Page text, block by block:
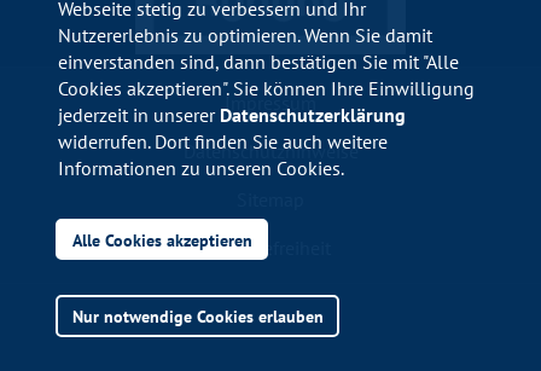
Impressum
Datenschutzhinweise
Barrierefreiheit
Webseite stetig zu verbessern und Ihr
Nutzererlebnis zu optimieren. Wenn Sie damit
einverstanden sind, dann bestätigen Sie mit "Alle
Cookies akzeptieren". Sie können Ihre Einwilligung
jederzeit in unserer Datenschutzerklärung
widerrufen. Dort finden Sie auch weitere
Informationen zu unseren Cookies.
Alle Cookies akzeptieren
Nur notwendige Cookies erlauben